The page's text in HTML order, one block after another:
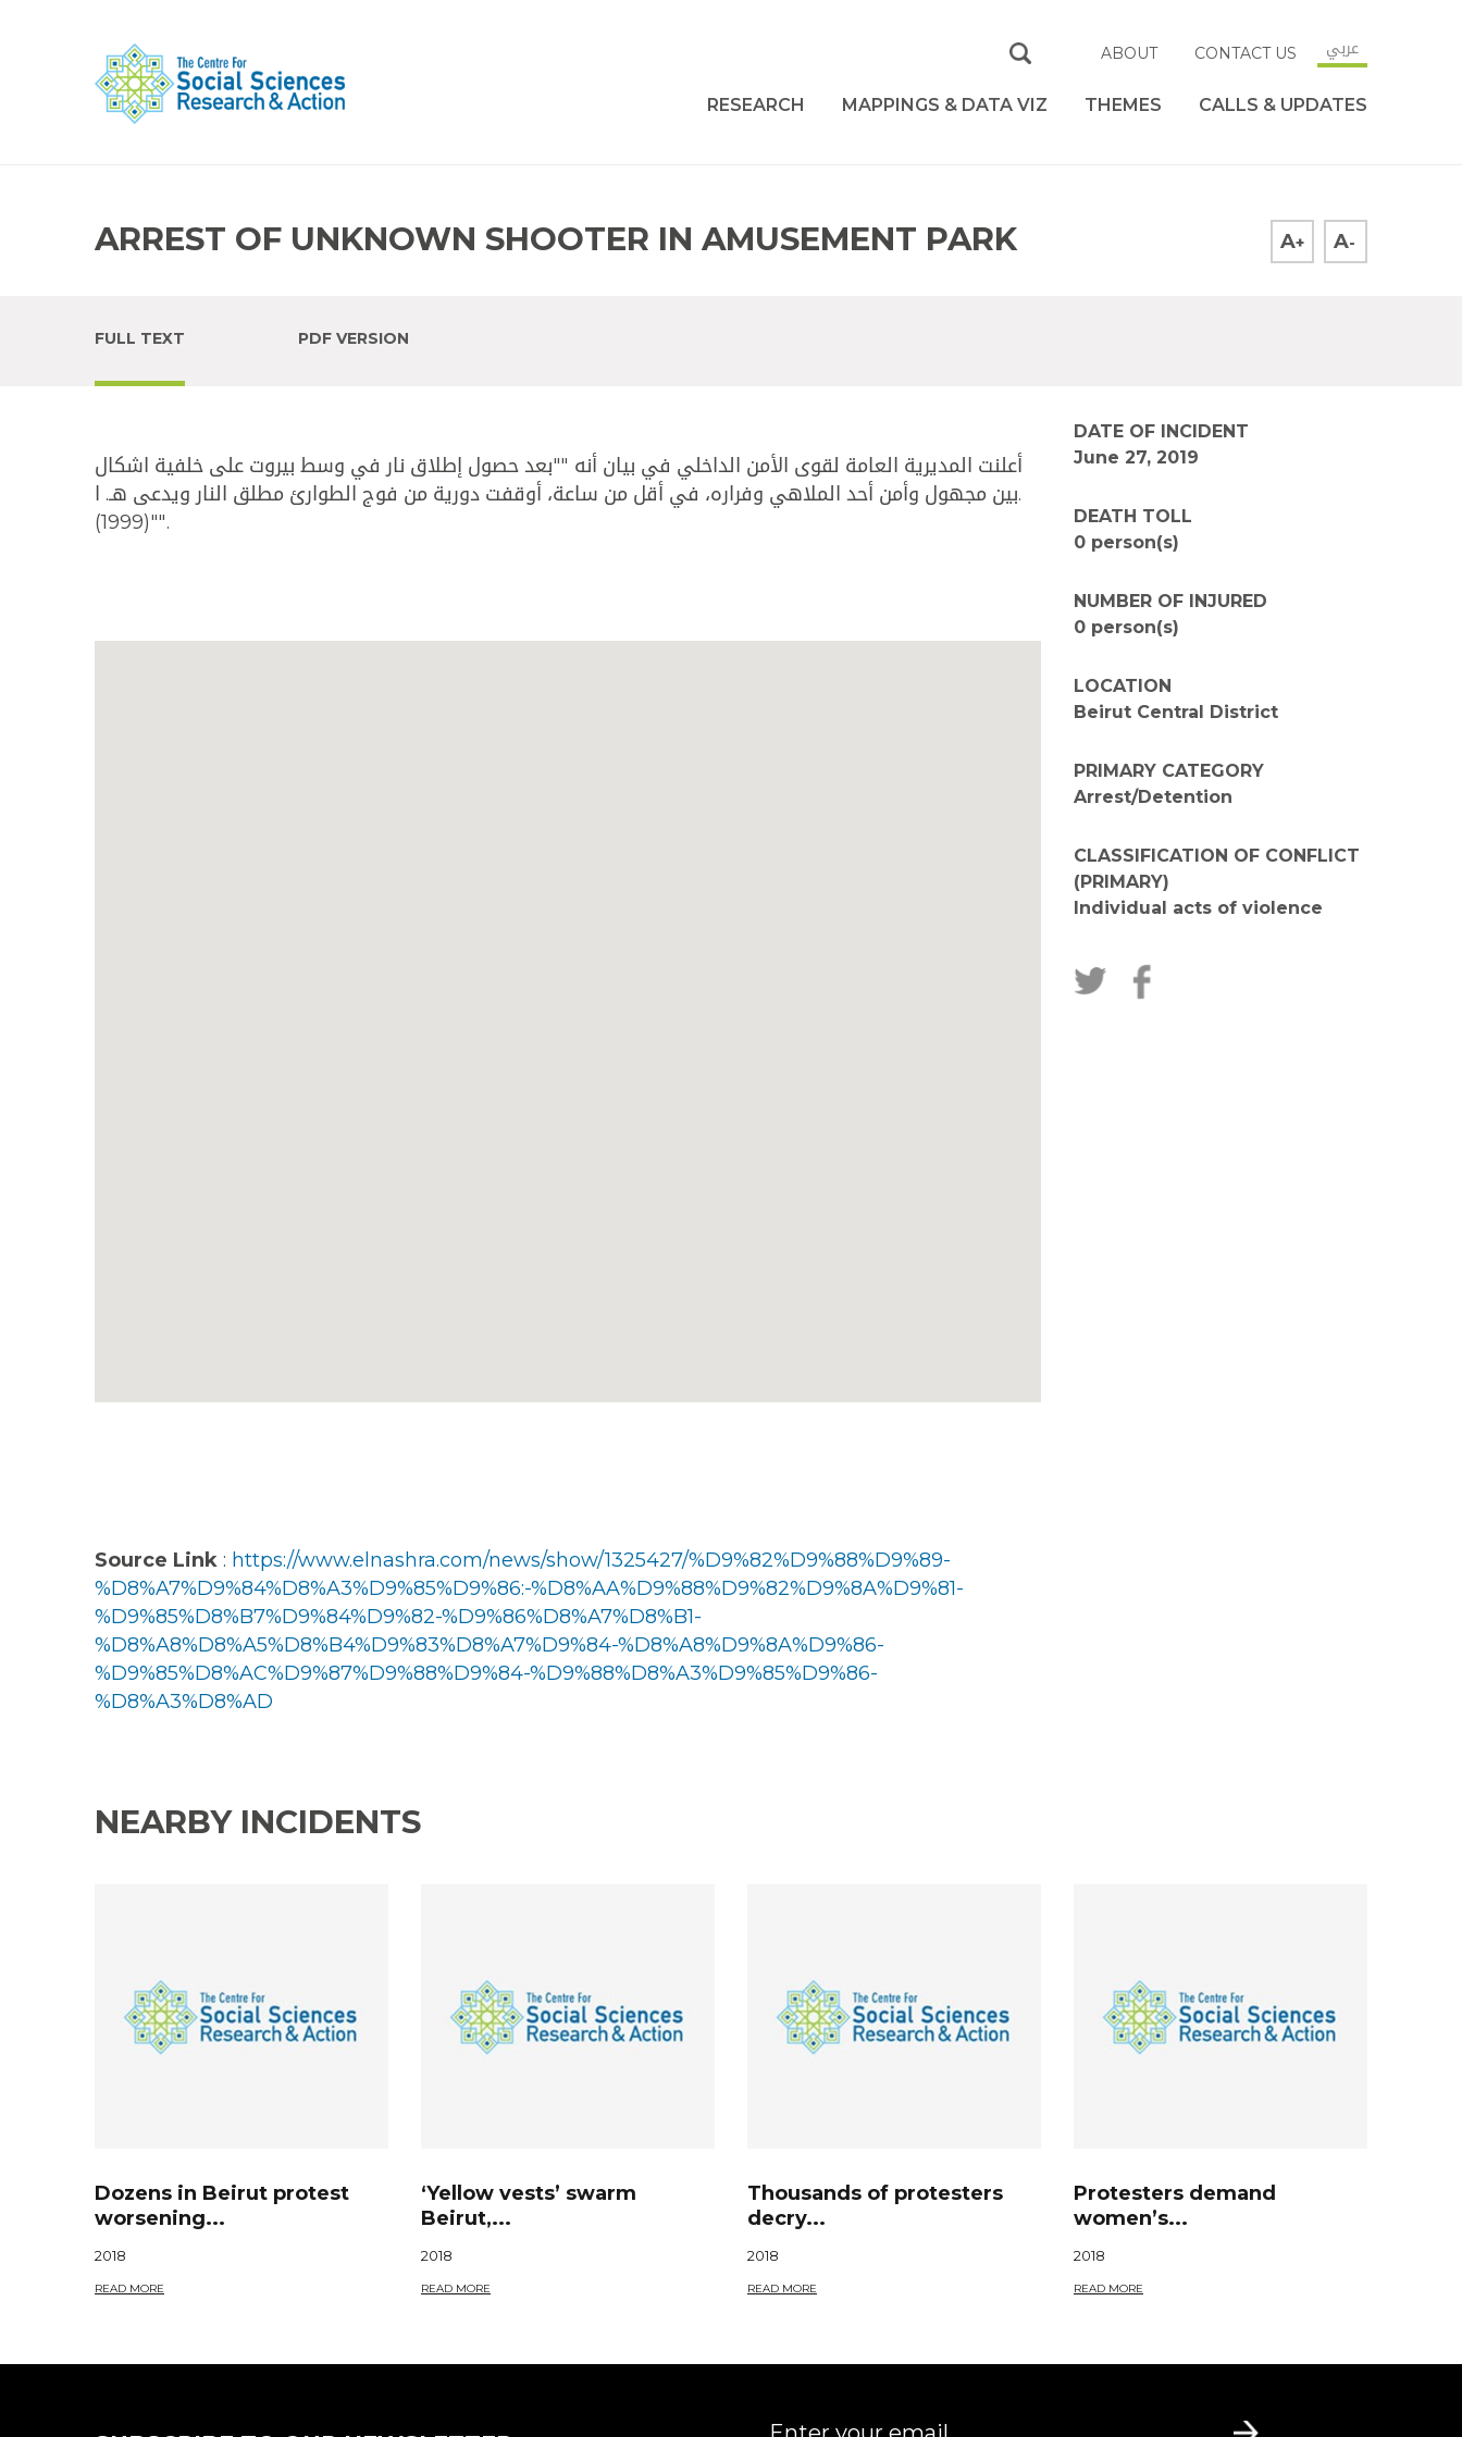
ABOUT CONTACT US عربي
RESEARCH MAPPINGS & DATA VIZ THEMES CALLS & UPDATES
ARREST OF UNKNOWN SHOOTER IN AMUSEMENT PARK A+ A-
FULL TEXT PDF VERSION
أعلنت ​المديرية العامة لقوى الأمن الداخلي​ في بيان أنه ""بعد حصول ​إطلاق نار​ في ​وسط بيروت​ على خلفية اشكال
بين مجهول وأمن أحد الملاهي وفراره، في أقل من ساعة، أوقفت دورية من فوج الطوارئ مطلق النار ويدعى هـ. ا.
(1999)"".
Source Link : https://www.elnashra.com/news/show/1325427/%D9%82%D9%88%D9%89-
%D8%A7%D9%84%D8%A3%D9%85%D9%86:-%D8%AA%D9%88%D9%82%D9%8A%D9%81-
%D9%85%D8%B7%D9%84%D9%82-%D9%86%D8%A7%D8%B1-
%D8%A8%D8%A5%D8%B4%D9%83%D8%A7%D9%84-%D8%A8%D9%8A%D9%86-
%D9%85%D8%AC%D9%87%D9%88%D9%84-%D9%88%D8%A3%D9%85%D9%86-
%D8%A3%D8%AD
DATE OF INCIDENT
June 27, 2019
DEATH TOLL
0 person(s)
NUMBER OF INJURED
0 person(s)
LOCATION
Beirut Central District
PRIMARY CATEGORY
Arrest/Detention
CLASSIFICATION OF CONFLICT
(PRIMARY)
Individual acts of violence
NEARBY INCIDENTS
Dozens in Beirut protest
worsening...
2018
READ MORE
‘Yellow vests’ swarm
Beirut,...
2018
READ MORE
Thousands of protesters
decry...
2018
READ MORE
Protesters demand
women’s...
2018
READ MORE